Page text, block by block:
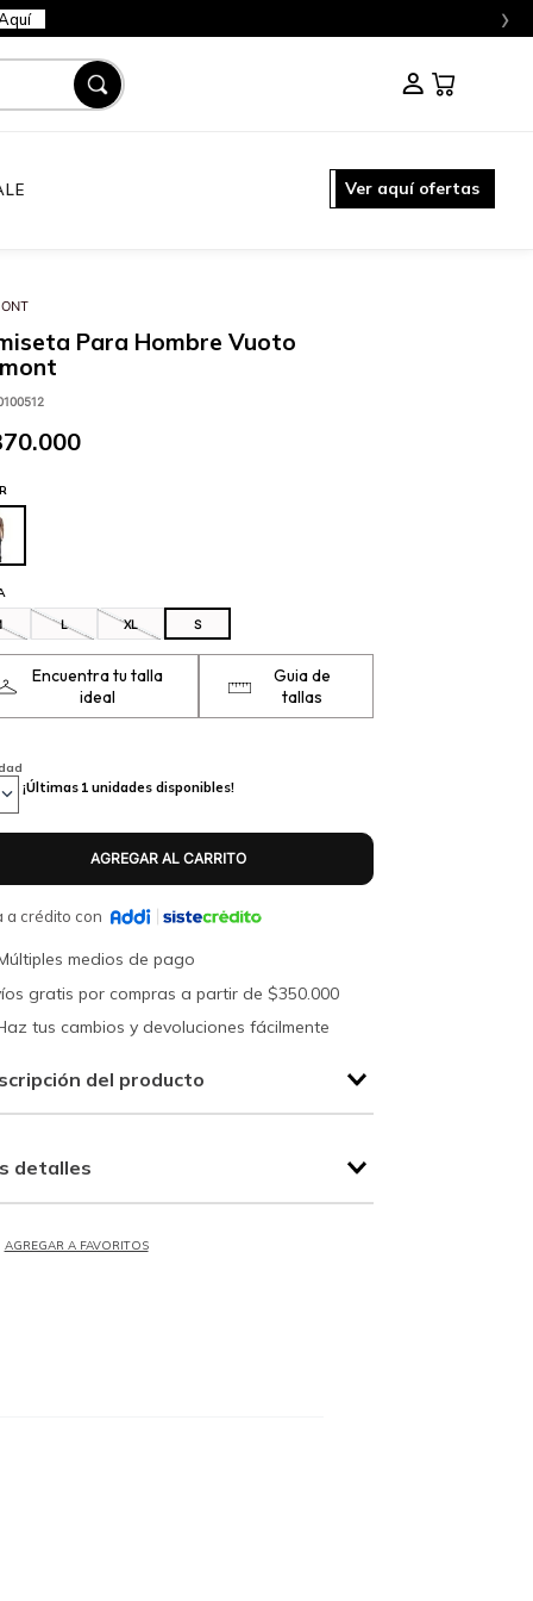
›
Ver aquí ofertas
Para Hombre Vuoto
.000
L XL S
Encuentra tu talla
ideal
Guia de
tallas
¡Últimas 1 unidades disponibles!
a crédito con
medios de pago
gratis por compras a partir de $350.000
tus cambios y devoluciones fácilmente
del producto
detalles